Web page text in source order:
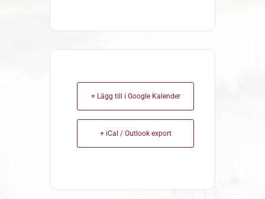
+ Lägg till i Google Kalender
+ iCal / Outlook export